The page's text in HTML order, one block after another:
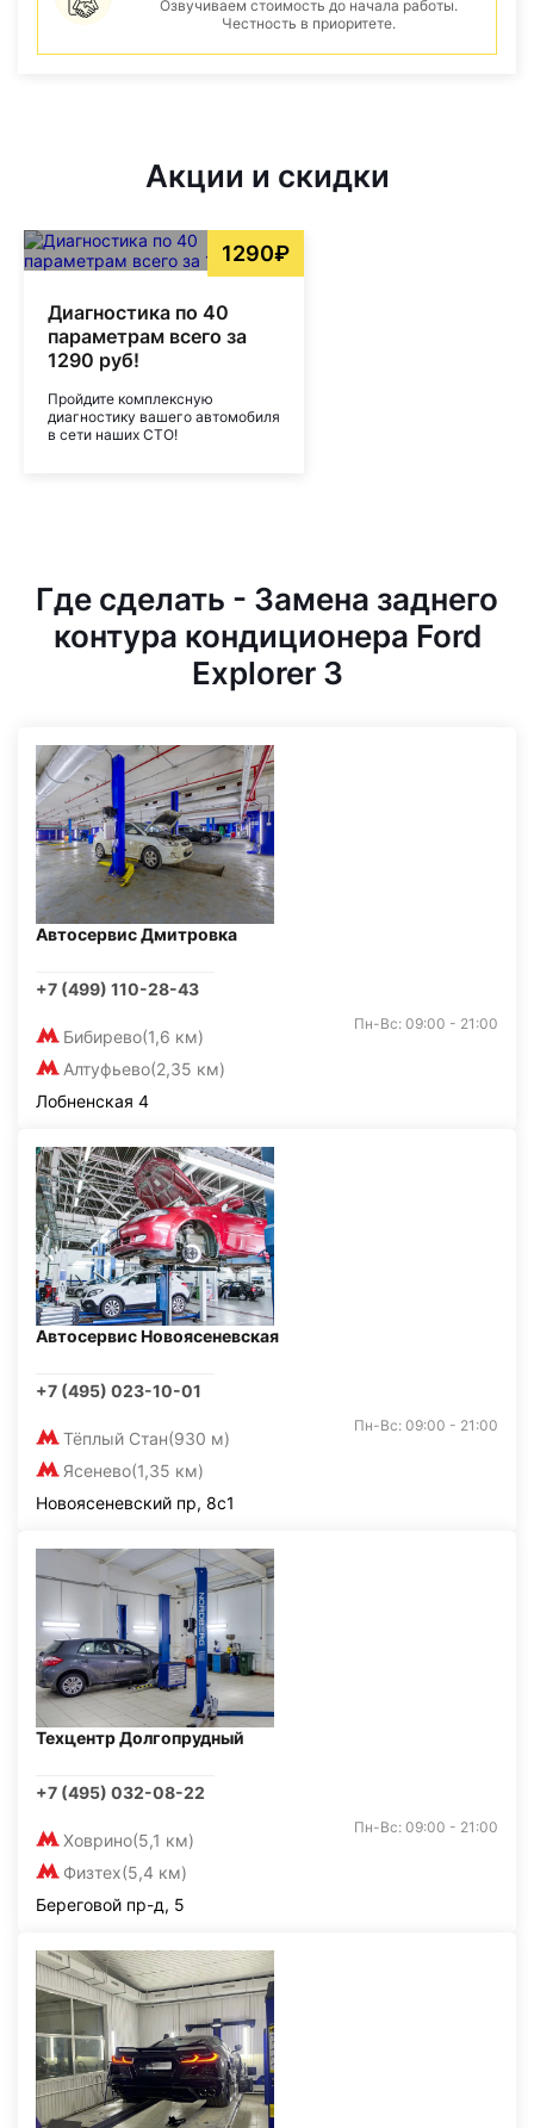
Озвучиваем стоимость до начала работы.
Честность в приоритете.
Акции и скидки
1290₽
Диагностика по 40
параметрам всего за
1290 руб!
Пройдите комплексную
диагностику вашего автомобиля
в сети наших СТО!
Где сделать - Замена заднего
контура кондиционера Ford
Explorer 3
Автосервис Дмитровка
+7 (499) 110-28-43
Бибирево(1,6 км)
Алтуфьево(2,35 км)
Пн-Вс: 09:00 - 21:00
Лобненская 4
Автосервис Новоясеневская
+7 (495) 023-10-01
Тёплый Стан(930 м)
Ясенево(1,35 км)
Пн-Вс: 09:00 - 21:00
Новоясеневский пр, 8с1
Техцентр Долгопрудный
+7 (495) 032-08-22
Ховрино(5,1 км)
Физтех(5,4 км)
Пн-Вс: 09:00 - 21:00
Береговой пр-д, 5